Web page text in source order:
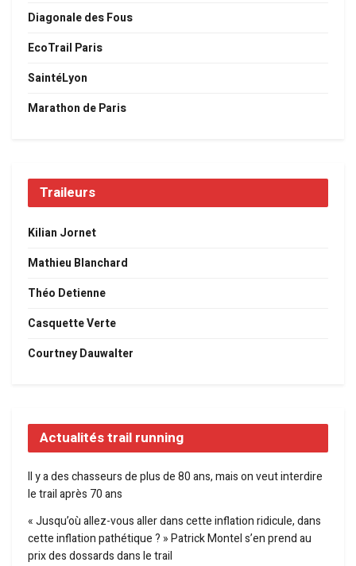
Diagonale des Fous
EcoTrail Paris
SaintéLyon
Marathon de Paris
Traileurs
Kilian Jornet
Mathieu Blanchard
Théo Detienne
Casquette Verte
Courtney Dauwalter
Actualités trail running
Il y a des chasseurs de plus de 80 ans, mais on veut interdire
le trail après 70 ans
« Jusqu’où allez-vous aller dans cette inflation ridicule, dans
cette inflation pathétique ? » Patrick Montel s’en prend au
prix des dossards dans le trail